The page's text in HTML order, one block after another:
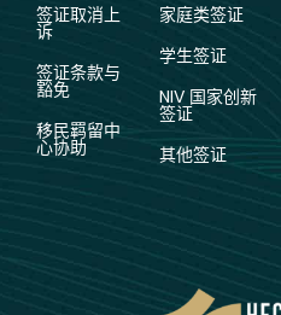
签证取消上
诉
签证条款与
豁免
移民羁留中
心协助
家庭类签证
学生签证
NIV 国家创新
签证
其他签证